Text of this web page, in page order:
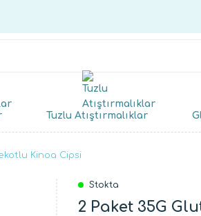
Tuzlu Atıştırmalıklar
Kinoa Cipsi
Stokta
2 Paket 35G